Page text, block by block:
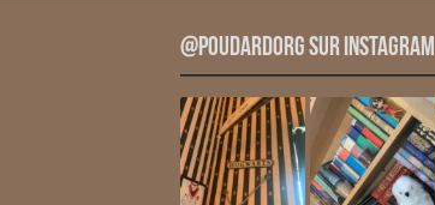
@PoudardOrg sur Instagram